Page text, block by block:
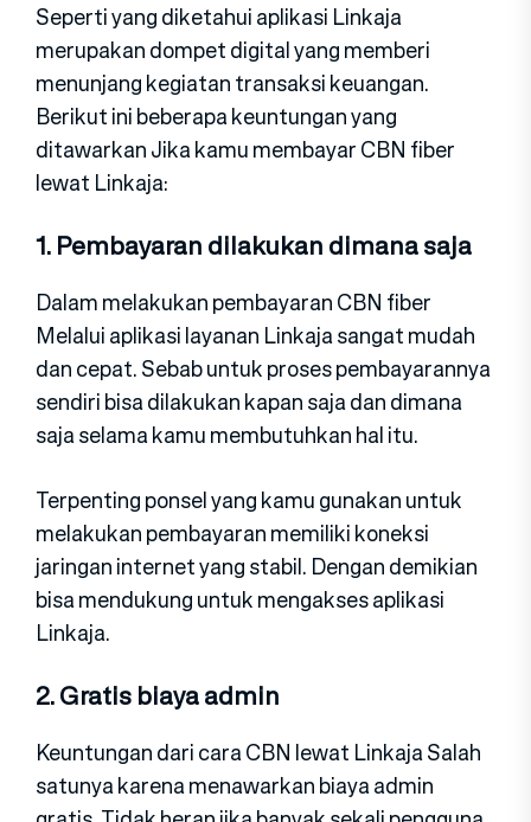
Seperti yang diketahui aplikasi Linkaja
merupakan dompet digital yang memberi
menunjang kegiatan transaksi keuangan.
Berikut ini beberapa keuntungan yang
ditawarkan Jika kamu membayar CBN fiber
lewat Linkaja:
1. Pembayaran dilakukan dimana saja
Dalam melakukan pembayaran CBN fiber
Melalui aplikasi layanan Linkaja sangat mudah
dan cepat. Sebab untuk proses pembayarannya
sendiri bisa dilakukan kapan saja dan dimana
saja selama kamu membutuhkan hal itu.
Terpenting ponsel yang kamu gunakan untuk
melakukan pembayaran memiliki koneksi
jaringan internet yang stabil. Dengan demikian
bisa mendukung untuk mengakses aplikasi
Linkaja.
2. Gratis biaya admin
Keuntungan dari cara CBN lewat Linkaja Salah
satunya karena menawarkan biaya admin